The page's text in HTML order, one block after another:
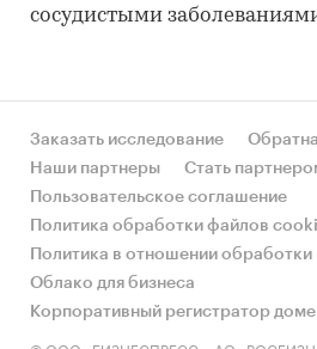
сосудистыми
Заказать исследование
Наши партнеры
Стать
Пользовательское соглашение
Политика обработки файлов
Политика в отношении
Облако для бизнеса
Корпоративный регистратор